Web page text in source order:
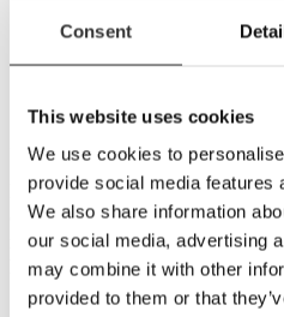
Consent
This website uses cookies
We use cookies to
provide social media features
We also share information
our social media, advertising
may combine it with other
provided to them or that
Kontakt
agitator on tour
Här hittar du alla mässor,
delta på under året. Här får du
nyheter och det vanliga
hoppas på att få träffa dig